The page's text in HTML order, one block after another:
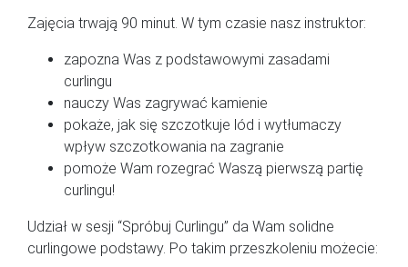
Zajęcia trwają 90 minut. W tym czasie nasz instruktor:
zapozna Was z podstawowymi zasadami
curlingu
nauczy Was zagrywać kamienie
pokaże, jak się szczotkuje lód i wytłumaczy
wpływ szczotkowania na zagranie
pomoże Wam rozegrać Waszą pierwszą partię
curlingu!
Udział w sesji “Spróbuj Curlingu” da Wam solidne
curlingowe podstawy. Po takim przeszkoleniu możecie: